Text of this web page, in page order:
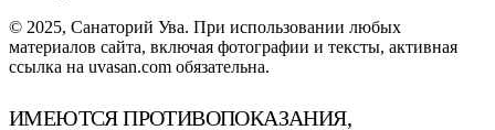
© 2025, Санаторий Ува. При использовании любых
материалов сайта, включая фотографии и тексты, активная
ссылка на uvasan.com обязательна.
ИМЕЮТСЯ ПРОТИВОПОКАЗАНИЯ,